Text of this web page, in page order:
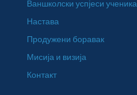
Ваншколски успјеси ученика
Настава
Продужени боравак
Мисија и визија
Контакт